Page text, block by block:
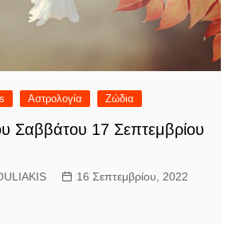
Αστρολογία Ζώδια
Σαββάτου 17 Σεπτεμβρίου
16 Σεπτεμβρίου, 2022